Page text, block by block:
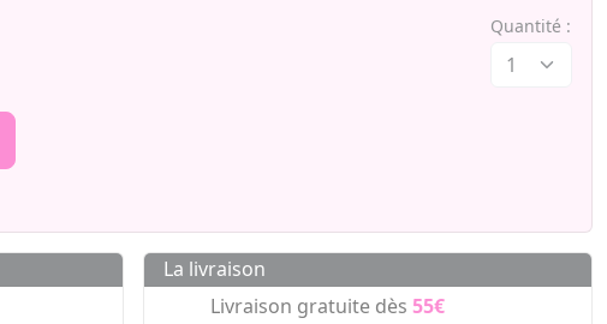
Quantité :
La livraison
Livraison gratuite dès55€